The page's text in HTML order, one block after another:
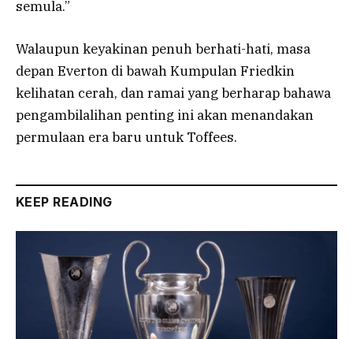
semula.”
Walaupun keyakinan penuh berhati-hati, masa
depan Everton di bawah Kumpulan Friedkin
kelihatan cerah, dan ramai yang berharap bahawa
pengambilalihan penting ini akan menandakan
permulaan era baru untuk Toffees.
KEEP READING